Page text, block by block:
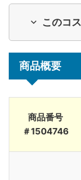
このコ
商品概要
商品番号
＃1504746